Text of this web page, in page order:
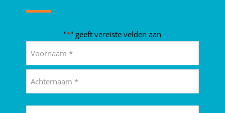
"*" geeft vereiste velden aan